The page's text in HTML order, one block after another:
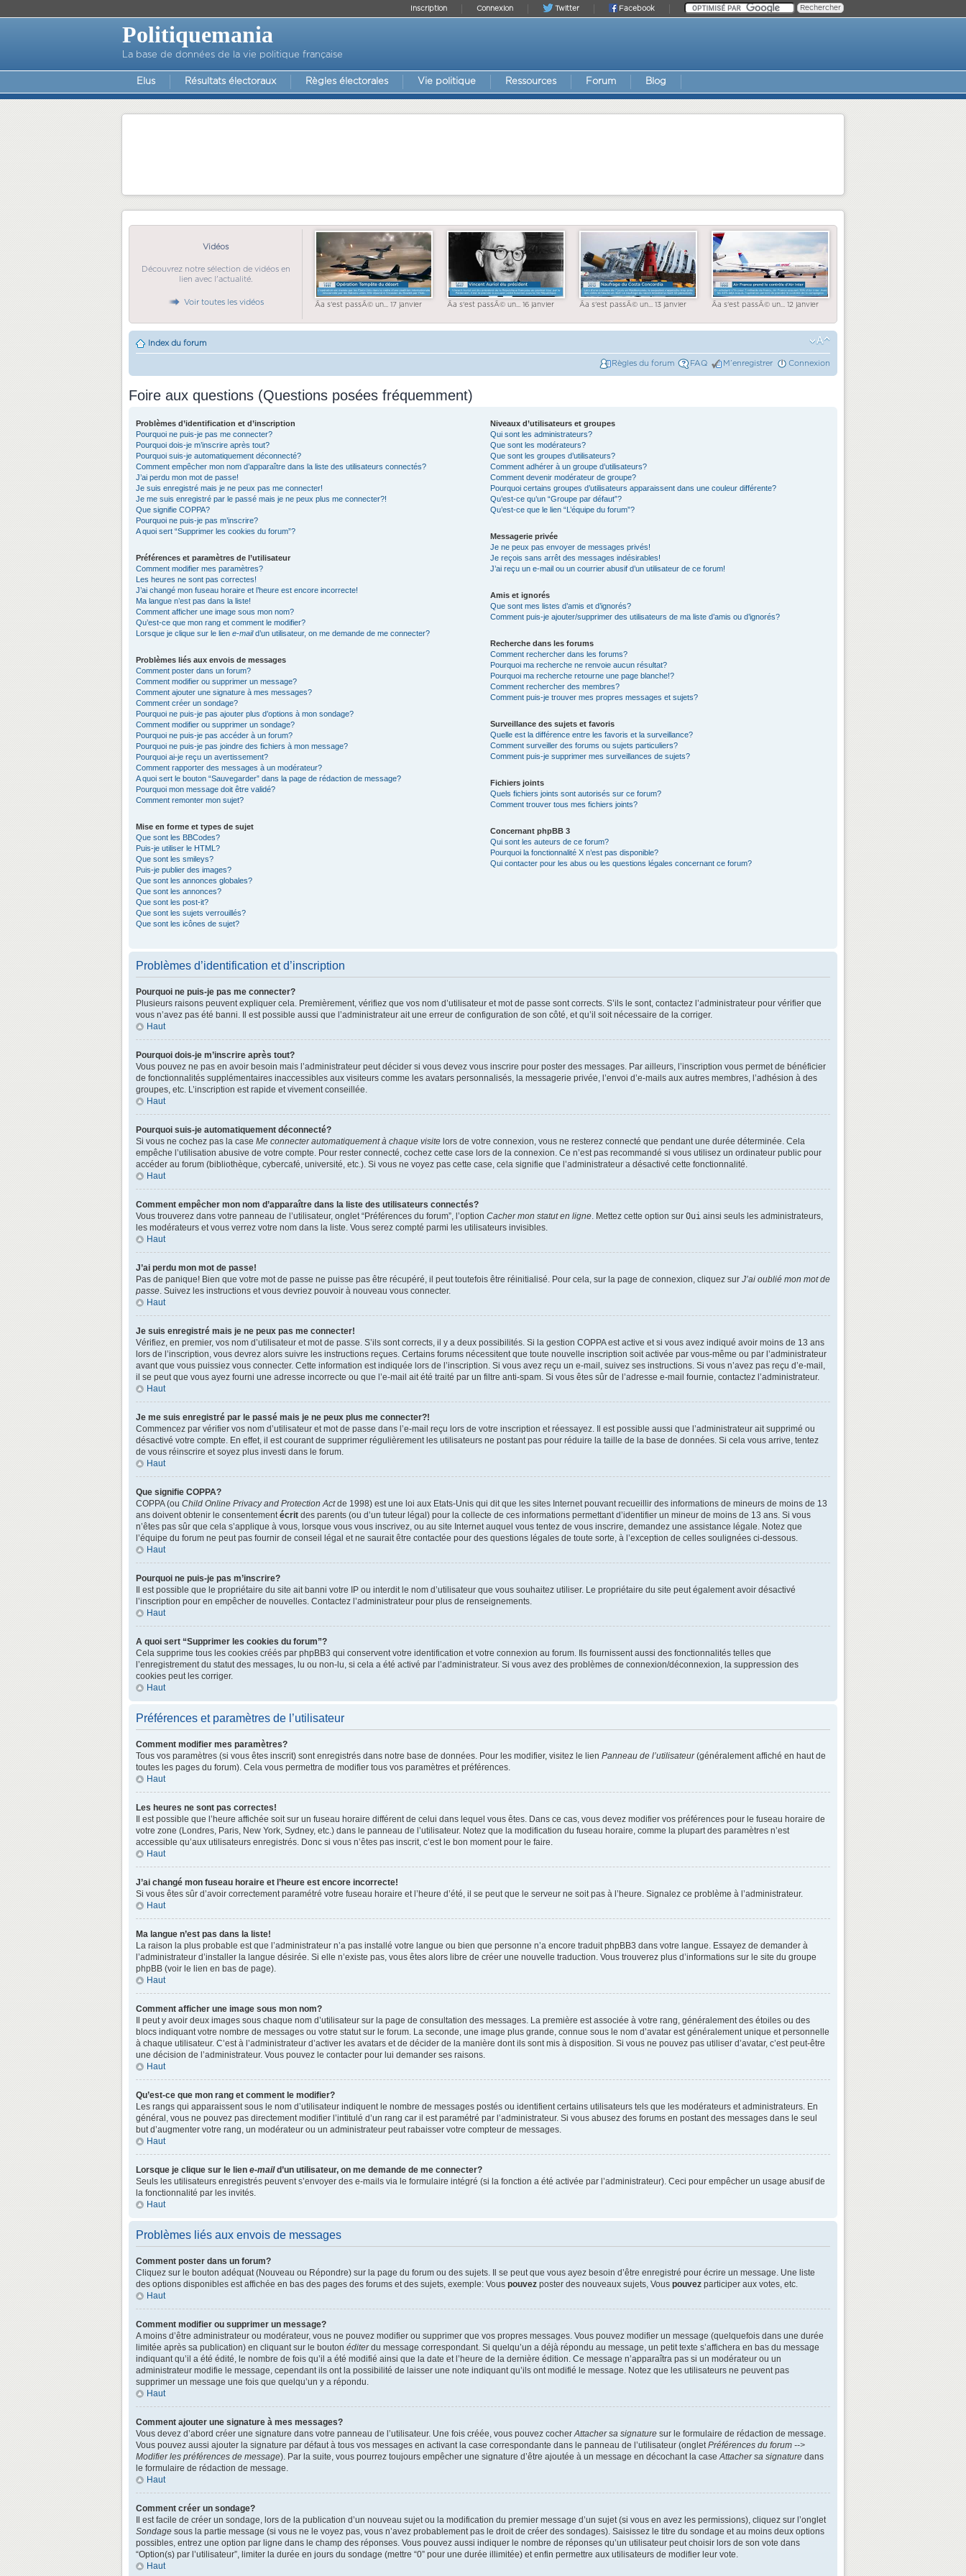
Facebook
Twitter
Connexion
Inscription
Politiquemania
La base de données de la vie politique française
Elus Résultats électoraux Règles électorales Vie politique Ressources Forum Blog
Vidéos
Découvrez notre sélection de vidéos en
lien avec l'actualité.
Voir toutes les vidéos Ãa s'est passÃ© un... 17 janvier Ãa s'est passÃ© un... 16 janvier Ãa s'est passÃ© un... 13 janvier Ãa s'est passÃ© un... 12 janvier
Index du forum
Règles du forum FAQ M’enregistrer Connexion
Foire aux questions (Questions posées fréquemment)
Problèmes d’identification et d’inscription
Pourquoi ne puis-je pas me connecter?
Pourquoi dois-je m’inscrire après tout?
Pourquoi suis-je automatiquement déconnecté?
Comment empêcher mon nom d’apparaître dans la liste des utilisateurs connectés?
J’ai perdu mon mot de passe!
Je suis enregistré mais je ne peux pas me connecter!
Je me suis enregistré par le passé mais je ne peux plus me connecter?!
Que signifie COPPA?
Pourquoi ne puis-je pas m’inscrire?
A quoi sert “Supprimer les cookies du forum”?
Préférences et paramètres de l’utilisateur
Comment modifier mes paramètres?
Les heures ne sont pas correctes!
J’ai changé mon fuseau horaire et l’heure est encore incorrecte!
Ma langue n’est pas dans la liste!
Comment afficher une image sous mon nom?
Qu’est-ce que mon rang et comment le modifier?
Lorsque je clique sur le lien e-maild’un utilisateur, on me demande de me connecter?
Problèmes liés aux envois de messages
Comment poster dans un forum?
Comment modifier ou supprimer un message?
Comment ajouter une signature à mes messages?
Comment créer un sondage?
Pourquoi ne puis-je pas ajouter plus d’options à mon sondage?
Comment modifier ou supprimer un sondage?
Pourquoi ne puis-je pas accéder à un forum?
Pourquoi ne puis-je pas joindre des fichiers à mon message?
Pourquoi ai-je reçu un avertissement?
Comment rapporter des messages à un modérateur?
A quoi sert le bouton “Sauvegarder” dans la page de rédaction de message?
Pourquoi mon message doit être validé?
Comment remonter mon sujet?
Mise en forme et types de sujet
Que sont les BBCodes?
Puis-je utiliser le HTML?
Que sont les smileys?
Puis-je publier des images?
Que sont les annonces globales?
Que sont les annonces?
Que sont les post-it?
Que sont les sujets verrouillés?
Que sont les icônes de sujet?
Niveaux d’utilisateurs et groupes
Qui sont les administrateurs?
Que sont les modérateurs?
Que sont les groupes d’utilisateurs?
Comment adhérer à un groupe d’utilisateurs?
Comment devenir modérateur de groupe?
Pourquoi certains groupes d’utilisateurs apparaissent dans une couleur différente?
Qu’est-ce qu’un “Groupe par défaut”?
Qu’est-ce que le lien “L’équipe du forum”?
Messagerie privée
Je ne peux pas envoyer de messages privés!
Je reçois sans arrêt des messages indésirables!
J’ai reçu un e-mail ou un courrier abusif d’un utilisateur de ce forum!
Amis et ignorés
Que sont mes listes d’amis et d’ignorés?
Comment puis-je ajouter/supprimer des utilisateurs de ma liste d’amis ou d’ignorés?
Recherche dans les forums
Comment rechercher dans les forums?
Pourquoi ma recherche ne renvoie aucun résultat?
Pourquoi ma recherche retourne une page blanche!?
Comment rechercher des membres?
Comment puis-je trouver mes propres messages et sujets?
Surveillance des sujets et favoris
Quelle est la différence entre les favoris et la surveillance?
Comment surveiller des forums ou sujets particuliers?
Comment puis-je supprimer mes surveillances de sujets?
Fichiers joints
Quels fichiers joints sont autorisés sur ce forum?
Comment trouver tous mes fichiers joints?
Concernant phpBB 3
Qui sont les auteurs de ce forum?
Pourquoi la fonctionnalité X n’est pas disponible?
Qui contacter pour les abus ou les questions légales concernant ce forum?
Problèmes d’identification et d’inscription
Pourquoi ne puis-je pas me connecter?
Plusieurs raisons peuvent expliquer cela. Premièrement, vérifiez que vos nom d’utilisateur et mot de passe sont corrects. S’ils le sont, contactez l’administrateur pour vérifier que
vous n’avez pas été banni. Il est possible aussi que l’administrateur ait une erreur de configuration de son côté, et qu’il soit nécessaire de la corriger.
Haut
Pourquoi dois-je m’inscrire après tout?
Vous pouvez ne pas en avoir besoin mais l’administrateur peut décider si vous devez vous inscrire pour poster des messages. Par ailleurs, l’inscription vous permet de bénéficier
de fonctionnalités supplémentaires inaccessibles aux visiteurs comme les avatars personnalisés, la messagerie privée, l’envoi d’e-mails aux autres membres, l’adhésion à des
groupes, etc. L’inscription est rapide et vivement conseillée.
Haut
Pourquoi suis-je automatiquement déconnecté?
Si vous ne cochez pas la case Me connecter automatiquement à chaque visite lors de votre connexion, vous ne resterez connecté que pendant une durée déterminée. Cela
empêche l’utilisation abusive de votre compte. Pour rester connecté, cochez cette case lors de la connexion. Ce n’est pas recommandé si vous utilisez un ordinateur public pour
accéder au forum (bibliothèque, cybercafé, université, etc.). Si vous ne voyez pas cette case, cela signifie que l’administrateur a désactivé cette fonctionnalité.
Haut
Comment empêcher mon nom d’apparaître dans la liste des utilisateurs connectés?
Vous trouverez dans votre panneau de l’utilisateur, onglet “Préférences du forum”, l’option Cacher mon statut en ligne. Mettez cette option sur Oui ainsi seuls les administrateurs,
les modérateurs et vous verrez votre nom dans la liste. Vous serez compté parmi les utilisateurs invisibles.
Haut
J’ai perdu mon mot de passe!
Pas de panique! Bien que votre mot de passe ne puisse pas être récupéré, il peut toutefois être réinitialisé. Pour cela, sur la page de connexion, cliquez sur J’ai oublié mon mot de
passe. Suivez les instructions et vous devriez pouvoir à nouveau vous connecter.
Haut
Je suis enregistré mais je ne peux pas me connecter!
Vérifiez, en premier, vos nom d’utilisateur et mot de passe. S’ils sont corrects, il y a deux possibilités. Si la gestion COPPA est active et si vous avez indiqué avoir moins de 13 ans
lors de l’inscription, vous devrez alors suivre les instructions reçues. Certains forums nécessitent que toute nouvelle inscription soit activée par vous-même ou par l’administrateur
avant que vous puissiez vous connecter. Cette information est indiquée lors de l’inscription. Si vous avez reçu un e-mail, suivez ses instructions. Si vous n’avez pas reçu d’e-mail,
il se peut que vous ayez fourni une adresse incorrecte ou que l’e-mail ait été traité par un filtre anti-spam. Si vous êtes sûr de l’adresse e-mail fournie, contactez l’administrateur.
Haut
Je me suis enregistré par le passé mais je ne peux plus me connecter?!
Commencez par vérifier vos nom d’utilisateur et mot de passe dans l’e-mail reçu lors de votre inscription et réessayez. Il est possible aussi que l’administrateur ait supprimé ou
désactivé votre compte. En effet, il est courant de supprimer régulièrement les utilisateurs ne postant pas pour réduire la taille de la base de données. Si cela vous arrive, tentez
de vous réinscrire et soyez plus investi dans le forum.
Haut
Que signifie COPPA?
COPPA (ou Child Online Privacy and Protection Actde 1998) est une loi aux Etats-Unis qui dit que les sites Internet pouvant recueillir des informations de mineurs de moins de 13
ans doivent obtenir le consentementécrit des parents (ou d’un tuteur légal) pour la collecte de ces informations permettant d’identifier un mineur de moins de 13 ans. Si vous
n’êtes pas sûr que cela s’applique à vous, lorsque vous vous inscrivez, ou au site Internet auquel vous tentez de vous inscrire, demandez une assistance légale. Notez que
l’équipe du forum ne peut pas fournir de conseil légal et ne saurait être contactée pour des questions légales de toute sorte, à l’exception de celles soulignées ci-dessous.
Haut
Pourquoi ne puis-je pas m’inscrire?
Il est possible que le propriétaire du site ait banni votre IP ou interdit le nom d’utilisateur que vous souhaitez utiliser. Le propriétaire du site peut également avoir désactivé
l’inscription pour en empêcher de nouvelles. Contactez l’administrateur pour plus de renseignements.
Haut
A quoi sert “Supprimer les cookies du forum”?
Cela supprime tous les cookies créés par phpBB3 qui conservent votre identification et votre connexion au forum. Ils fournissent aussi des fonctionnalités telles que
l’enregistrement du statut des messages, lu ou non-lu, si cela a été activé par l’administrateur. Si vous avez des problèmes de connexion/déconnexion, la suppression des
cookies peut les corriger.
Haut
Préférences et paramètres de l’utilisateur
Comment modifier mes paramètres?
Tous vos paramètres (si vous êtes inscrit) sont enregistrés dans notre base de données. Pour les modifier, visitez le lien Panneau de l’utilisateur(généralement affiché en haut de
toutes les pages du forum). Cela vous permettra de modifier tous vos paramètres et préférences.
Haut
Les heures ne sont pas correctes!
Il est possible que l’heure affichée soit sur un fuseau horaire différent de celui dans lequel vous êtes. Dans ce cas, vous devez modifier vos préférences pour le fuseau horaire de
votre zone (Londres, Paris, New York, Sydney, etc.) dans le panneau de l’utilisateur. Notez que la modification du fuseau horaire, comme la plupart des paramètres n’est
accessible qu’aux utilisateurs enregistrés. Donc si vous n’êtes pas inscrit, c’est le bon moment pour le faire.
Haut
J’ai changé mon fuseau horaire et l’heure est encore incorrecte!
Si vous êtes sûr d’avoir correctement paramétré votre fuseau horaire et l’heure d’été, il se peut que le serveur ne soit pas à l’heure. Signalez ce problème à l’administrateur.
Haut
Ma langue n’est pas dans la liste!
La raison la plus probable est que l’administrateur n’a pas installé votre langue ou bien que personne n’a encore traduit phpBB3 dans votre langue. Essayez de demander à
l’administrateur d’installer la langue désirée. Si elle n’existe pas, vous êtes alors libre de créer une nouvelle traduction. Vous trouverez plus d’informations sur le site du groupe
phpBB (voir le lien en bas de page).
Haut
Comment afficher une image sous mon nom?
Il peut y avoir deux images sous chaque nom d’utilisateur sur la page de consultation des messages. La première est associée à votre rang, généralement des étoiles ou des
blocs indiquant votre nombre de messages ou votre statut sur le forum. La seconde, une image plus grande, connue sous le nom d’avatar est généralement unique et personnelle
à chaque utilisateur. C’est à l’administrateur d’activer les avatars et de décider de la manière dont ils sont mis à disposition. Si vous ne pouvez pas utiliser d’avatar, c’est peut-être
une décision de l’administrateur. Vous pouvez le contacter pour lui demander ses raisons.
Haut
Qu’est-ce que mon rang et comment le modifier?
Les rangs qui apparaissent sous le nom d’utilisateur indiquent le nombre de messages postés ou identifient certains utilisateurs tels que les modérateurs et administrateurs. En
général, vous ne pouvez pas directement modifier l’intitulé d’un rang car il est paramétré par l’administrateur. Si vous abusez des forums en postant des messages dans le seul
but d’augmenter votre rang, un modérateur ou un administrateur peut rabaisser votre compteur de messages.
Haut
Lorsque je clique sur le lien e-maild’un utilisateur, on me demande de me connecter?
Seuls les utilisateurs enregistrés peuvent s’envoyer des e-mails via le formulaire intégré (si la fonction a été activée par l’administrateur). Ceci pour empêcher un usage abusif de
la fonctionnalité par les invités.
Haut
Problèmes liés aux envois de messages
Comment poster dans un forum?
Cliquez sur le bouton adéquat (Nouveau ou Répondre) sur la page du forum ou des sujets. Il se peut que vous ayez besoin d’être enregistré pour écrire un message. Une liste
des options disponibles est affichée en bas des pages des forums et des sujets, exemple: Vous pouvez poster des nouveaux sujets, Vous pouvez participer aux votes, etc.
Haut
Comment modifier ou supprimer un message?
A moins d’être administrateur ou modérateur, vous ne pouvez modifier ou supprimer que vos propres messages. Vous pouvez modifier un message (quelquefois dans une durée
limitée après sa publication) en cliquant sur le bouton éditerdu message correspondant. Si quelqu’un a déjà répondu au message, un petit texte s’affichera en bas du message
indiquant qu’il a été édité, le nombre de fois qu’il a été modifié ainsi que la date et l’heure de la dernière édition. Ce message n’apparaîtra pas si un modérateur ou un
administrateur modifie le message, cependant ils ont la possibilité de laisser une note indiquant qu’ils ont modifié le message. Notez que les utilisateurs ne peuvent pas
supprimer un message une fois que quelqu’un y a répondu.
Haut
Comment ajouter une signature à mes messages?
Vous devez d’abord créer une signature dans votre panneau de l’utilisateur. Une fois créée, vous pouvez cocherAttacher sa signature sur le formulaire de rédaction de message.
Vous pouvez aussi ajouter la signature par défaut à tous vos messages en activant la case correspondante dans le panneau de l’utilisateur (ongletPréférences du forum -->
Modifier les préférences de message). Par la suite, vous pourrez toujours empêcher une signature d’être ajoutée à un message en décochant la caseAttacher sa signature dans
le formulaire de rédaction de message.
Haut
Comment créer un sondage?
Il est facile de créer un sondage, lors de la publication d’un nouveau sujet ou la modification du premier message d’un sujet (si vous en avez les permissions), cliquez sur l’onglet
Sondage sous la partie message (si vous ne le voyez pas, vous n’avez probablement pas le droit de créer des sondages). Saisissez le titre du sondage et au moins deux options
possibles, entrez une option par ligne dans le champ des réponses. Vous pouvez aussi indiquer le nombre de réponses qu’un utilisateur peut choisir lors de son vote dans
“Option(s) par l’utilisateur”, limiter la durée en jours du sondage (mettre “0” pour une durée illimitée) et enfin permettre aux utilisateurs de modifier leur vote.
Haut